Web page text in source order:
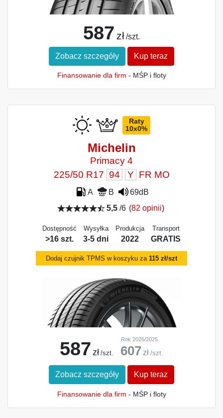
587 zł /szt.
Zobacz szczegóły Kup teraz
Finansowanie dla firm - MŚP i floty
Raty
10x0%
Michelin
Primacy 4
225/50 R17 94 Y FR MO
A B
69dB
5,5/6 (82 opinii)
Dostępność
>16 szt.
Wysyłka
3-5 dni
Produkcja
2022
Transport
GRATIS
Dodaj czujnik TPMS w koszyku za 115 zł/szt
587 zł /szt.
Rok 2026/2025
607 zł /szt.
Zobacz szczegóły Kup teraz
Finansowanie dla firm - MŚP i floty